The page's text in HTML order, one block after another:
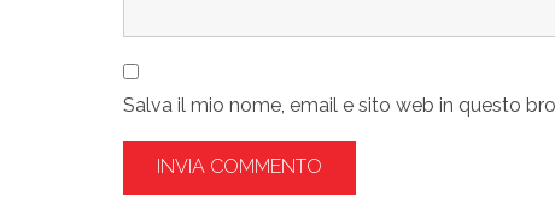
Salva il mio nome, email e sito web in questo